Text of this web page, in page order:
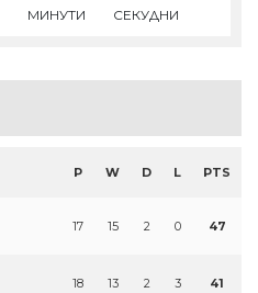
МИНУТИ СЕКУДНИ
P W D L PTS
17 15 2 0 47
18 13 2 3 41